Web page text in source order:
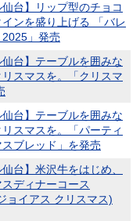
仙台】リップ型のチョコ
ンを盛り上げる 「バレ
」発売
仙台】テーブルを囲みな
スマスを。「クリスマ
仙台】テーブルを囲みな
スマスを。「パーティ
ブレッド」を発売
台】米沢牛をはじめ、
ディナーコース
ョイアス クリスマス)